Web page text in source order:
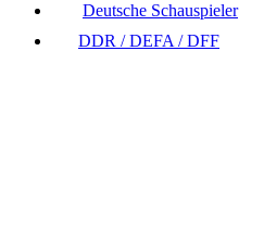
Deutsche Schauspieler
DDR / DEFA / DFF